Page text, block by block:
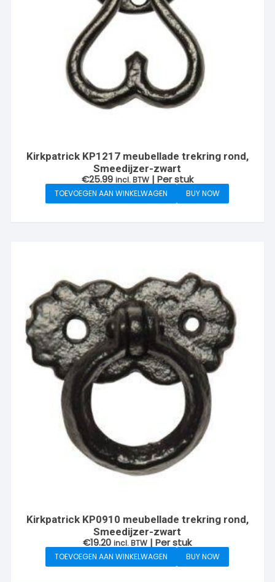
Kirkpatrick KP1217 meubellade trekring rond,
Smeedijzer-zwart
€25.99 incl. BTW | Per stuk
TOEVOEGEN AAN WINKELWAGEN BUY NOW
Kirkpatrick KP0910 meubellade trekring rond,
Smeedijzer-zwart
€19.20 incl. BTW | Per stuk
TOEVOEGEN AAN WINKELWAGEN BUY NOW